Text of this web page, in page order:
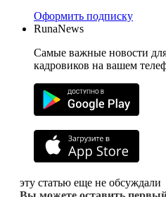
Оформить подписку
RunaNews
Самые важные новости
кадровиков на вашем
эту статью еще не обсуждали